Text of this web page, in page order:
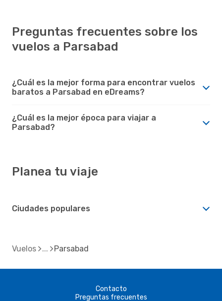
Preguntas frecuentes sobre los
vuelos a Parsabad
¿Cuál es la mejor forma para encontrar vuelos
baratos a Parsabad en eDreams?
¿Cuál es la mejor época para viajar a
Parsabad?
Planea tu viaje
Ciudades populares
Vuelos Parsabad
Contacto
Preguntas frecuentes